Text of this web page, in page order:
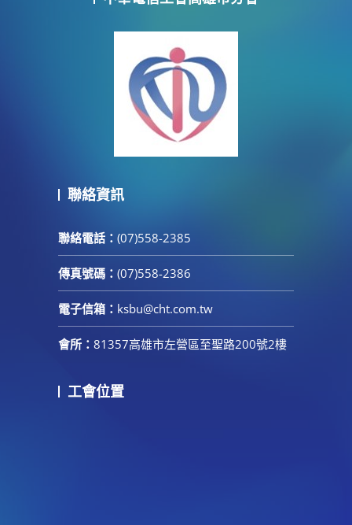
聯絡資訊
聯絡電話： (07)558-2385
傳真號碼： (07)558-2386
電子信箱： ksbu@cht.com.tw
會所： 81357高雄市左營區至聖路200號2樓
工會位置